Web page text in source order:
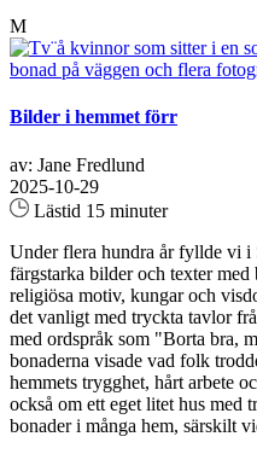
M
Bilder i hemmet förr
av: Jane Fredlund
2025-10-29
Lästid 15 minuter
Under flera hundra år fyllde vi i
färgstarka bilder och texter
religiösa motiv, kungar och
det vanligt med tryckta tavlor
med ordspråk som "Borta bra,
bonaderna visade vad folk
hemmets trygghet, hårt arbete
också om ett eget litet hus med
bonader i många hem, särskilt